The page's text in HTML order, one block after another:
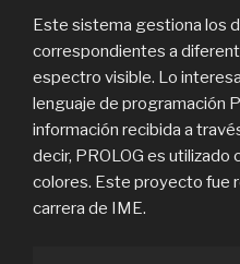
Este sistema gestiona los
correspondientes a
espectro visible. Lo
lenguaje de programación
información recibida a
decir, PROLOG es utilizado
colores. Este proyecto fue
carrera de IME.